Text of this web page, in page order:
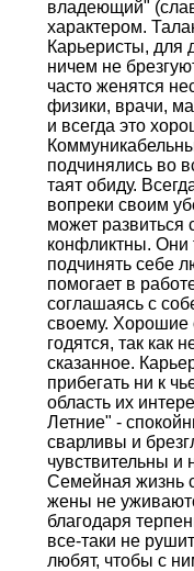
владеющий"
характером.
Карьеристы, для
ничем не
часто женятся
физики, врачи,
и всегда это
подчинялись во
таят обиду.
вопреки своим
может развиться
конфликтны. Они
подчинять себе
помогает в
соглашаясь с
своему. Хорошие
годятся, так как
сказанное.
прибегать ни к
область их
Летние" -
сварливы и
чувствительны и
Семейная жизнь
жены не
благодаря
все-таки не
любят, чтобы с